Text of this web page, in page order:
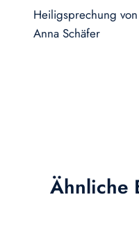
Heiligsprechung von
Anna Schäfer
Ähnliche